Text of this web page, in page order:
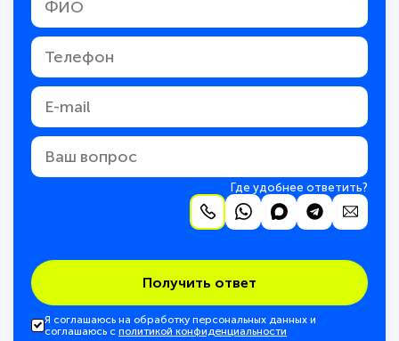
Где удобнее ответить?
Получить ответ
Я соглашаюсь на обработку персональных данных и
соглашаюсь с политикой конфиденциальности